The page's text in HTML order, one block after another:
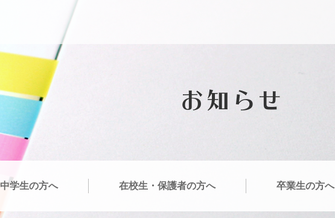
お知らせ
中学生の方へ 在校生・保護者の方へ 卒業生の方へ